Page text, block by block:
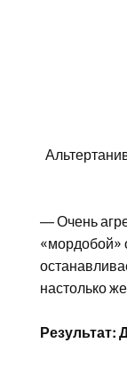
— Очень
«мордобой»
настолько
Результат: